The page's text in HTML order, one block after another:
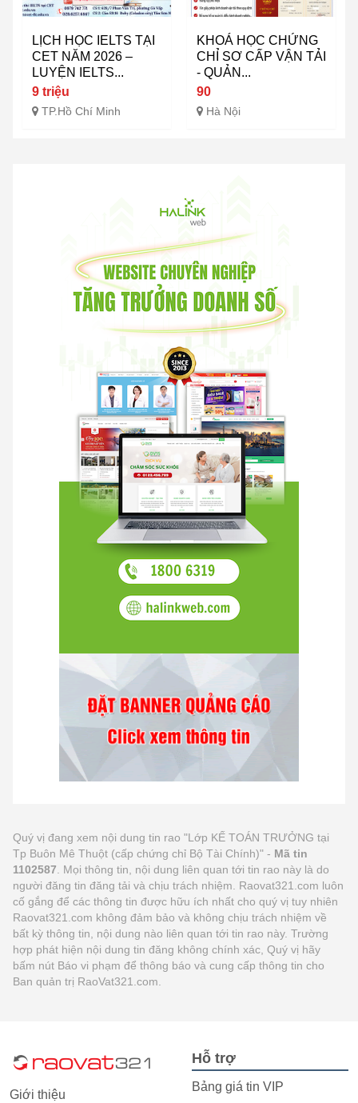
LỊCH HỌC IELTS TẠI
CET NĂM 2026 –
LUYỆN IELTS...
9 triệu
TP.Hồ Chí Minh
KHOÁ HỌC CHỨNG
CHỈ SƠ CẤP VẬN TẢI
- QUẢN...
90
Hà Nội
Quý vị đang xem nội dung tin rao "Lớp KẾ TOÁN TRƯỞNG tại
Tp Buôn Mê Thuột (cấp chứng chỉ Bộ Tài Chính)" - Mã tin
1102587 . Mọi thông tin, nội dung liên quan tới tin rao này là do
người đăng tin đăng tải và chịu trách nhiệm. Raovat321.com luôn
cố gắng để các thông tin được hữu ích nhất cho quý vị tuy nhiên
Raovat321.com không đảm bảo và không chịu trách nhiệm về
bất kỳ thông tin, nội dung nào liên quan tới tin rao này. Trường
hợp phát hiện nội dung tin đăng không chính xác, Quý vị hãy
bấm nút Báo vi phạm để thông báo và cung cấp thông tin cho
Ban quản trị RaoVat321.com.
Giới thiệu
Hỗ trợ
Bảng giá tin VIP